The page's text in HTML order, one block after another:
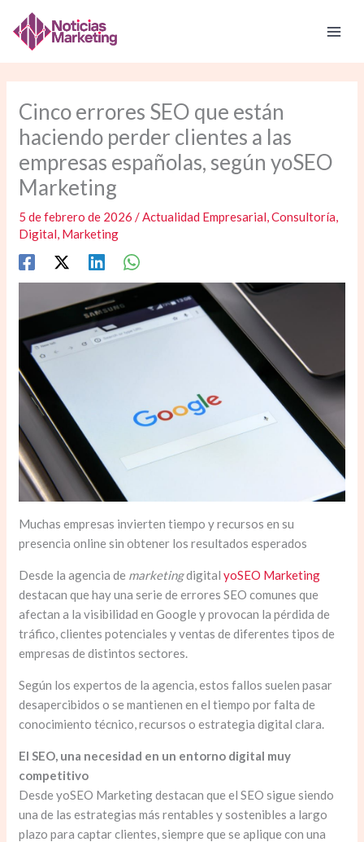
contenido
Cinco errores SEO que están
haciendo perder clientes a las
empresas españolas, según yoSEO
Marketing
5 de febrero de 2026/Actualidad Empresarial,Consultoría,
Digital, Marketing
Muchas empresas invierten tiempo y recursos en su
presencia online sin obtener los resultados esperados
Desde la agencia de marketingdigitalyoSEO Marketing
destacan que hay una serie de errores SEO comunes que
afectan a la visibilidad en Google y provocan la pérdida de
tráfico, clientes potenciales y ventas de diferentes tipos de
empresas de distintos sectores.
Según los expertos de la agencia, estos fallos suelen pasar
desapercibidos o se mantienen en el tiempo por falta de
conocimiento técnico, recursos o estrategia digital clara.
El SEO, una necesidad en un entorno digital muy
competitivo
Desde yoSEO Marketing destacan que el SEO sigue siendo
una de las estrategias más rentables y sostenibles a largo
plazo para captar clientes, siempre que se aplique con una